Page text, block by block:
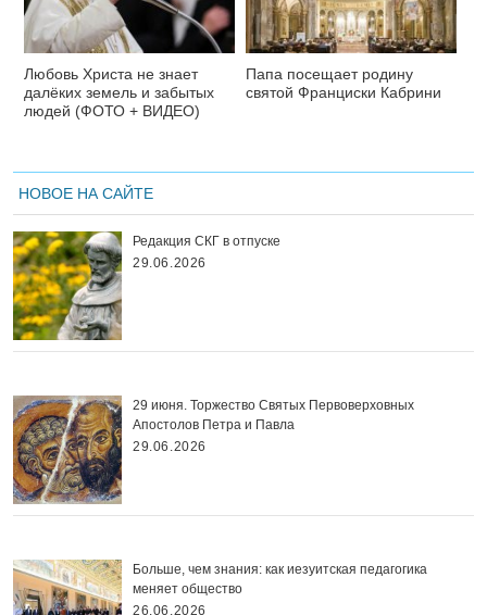
Любовь Христа не знает
далёких земель и забытых
людей (ФОТО + ВИДЕО)
Папа посещает родину
святой Франциски Кабрини
НОВОЕ НА САЙТЕ
Редакция СКГ в отпуске
29.06.2026
29 июня. Торжество Святых Первоверховных
Апостолов Петра и Павла
29.06.2026
Больше, чем знания: как иезуитская педагогика
меняет общество
26.06.2026